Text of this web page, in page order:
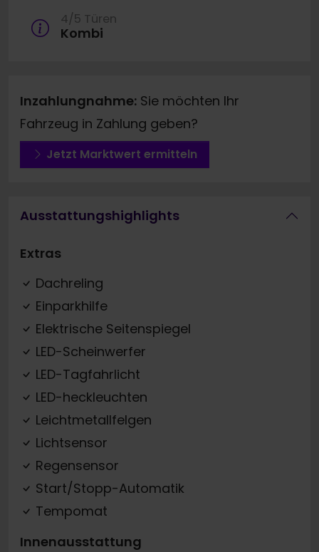
4/5 Türen
Kombi
Inzahlungnahme: Sie möchten Ihr
Fahrzeug in Zahlung geben?
Jetzt Marktwert ermitteln
Ausstattungshighlights
Extras
Dachreling
Einparkhilfe
Elektrische Seitenspiegel
LED-Scheinwerfer
LED-Tagfahrlicht
LED-heckleuchten
Leichtmetallfelgen
Lichtsensor
Regensensor
Start/Stopp-Automatik
Tempomat
Innenausstattung